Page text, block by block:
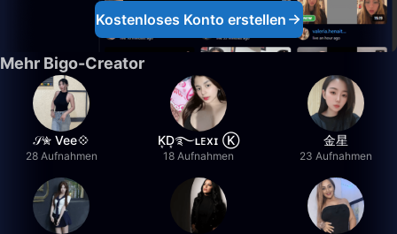
Kostenloses Konto erstellen
Mehr Bigo-Creator
𝒮✮ Vee💠
28 Aufnahmen
K͙D͙࿐ʟᴇxɪ Ⓚ
18 Aufnahmen
金星
23 Aufnahmen